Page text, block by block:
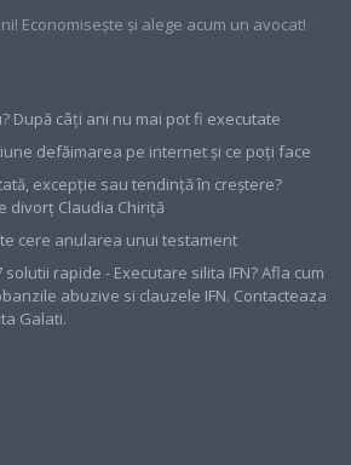
Economisește și alege acum un avocat!
După câți ani nu mai pot fi executate
defăimarea pe internet și ce poți face
excepție sau tendință în creștere?
divorț Claudia Chiriță
cere anularea unui testament
solutii rapide - Executare silita IFN? Afla cum
abuzive si clauzele IFN. Contacteaza
Galati.